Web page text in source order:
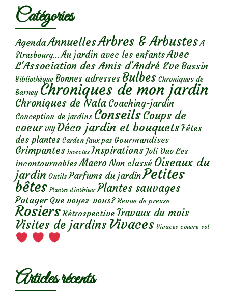
Catégories
AgendaAnnuellesArbres & Arbustes A
Strasbourg... Au jardin avec les enfantsAvec
L'Association des Amis d'André Eve Bassin
Bibliothèque Bonnes adresses Bulbes Chroniques de
Barney Chroniques de mon jardin
Chroniques de Nala Coaching-jardin
Conception de jardins ConseilsCoups de
coeur DIY Déco jardin et bouquetsFêtes
des plantes Garden faux pas Gourmandises
Grimpantes Insectes Inspirations Joli Duo Les
incontournables Macro Non classé Oiseaux du
jardin Outils Parfums du jardinPetites
bêtes Plantes d’intérieur Plantes sauvages
Potager Que voyez-vous? Revue de presse
Rosiers Rétrospective Travaux du mois
Visites de jardins Vivaces Vivaces couvre-sol
Articles récents